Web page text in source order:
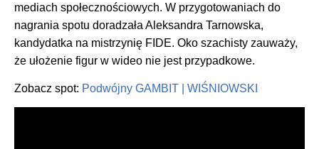
mediach społecznościowych. W przygotowaniach do
nagrania spotu doradzała Aleksandra Tarnowska,
kandydatka na mistrzynię FIDE. Oko szachisty zauważy,
że ułożenie figur w wideo nie jest przypadkowe.
Zobacz spot: Podwójny GAMBIT | WIŚNIOWSKI